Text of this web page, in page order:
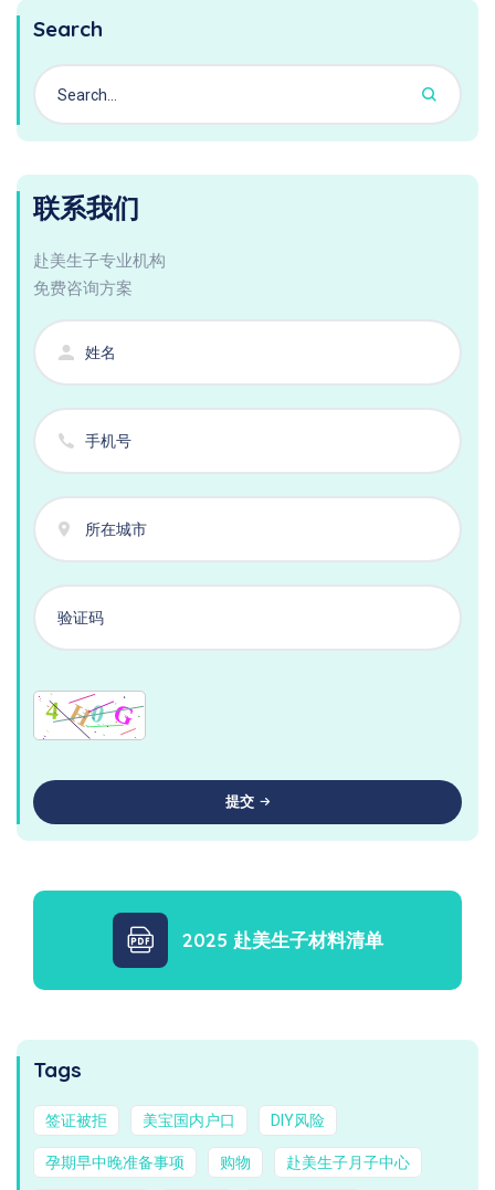
Search
联系我们
赴美生子专业机构
免费咨询方案
提交
2025 赴美生子材料清单
Tags
签证被拒 美宝国内户口 DIY风险
孕期早中晚准备事项 购物 赴美生子月子中心